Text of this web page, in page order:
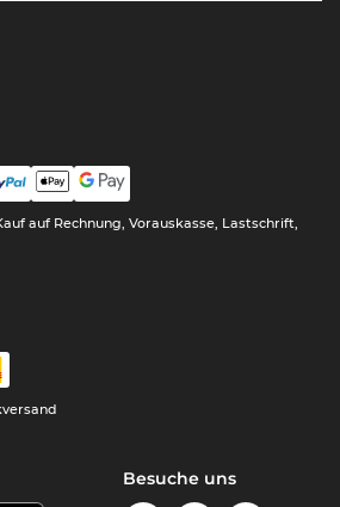
auf Rechnung, Vorauskasse, Lastschrift,
Besuche uns